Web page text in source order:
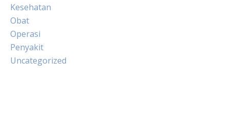
Kesehatan
Obat
Operasi
Penyakit
Uncategorized